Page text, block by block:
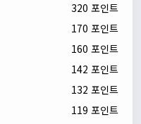
320 포인트
170 포인트
160 포인트
142 포인트
132 포인트
119 포인트